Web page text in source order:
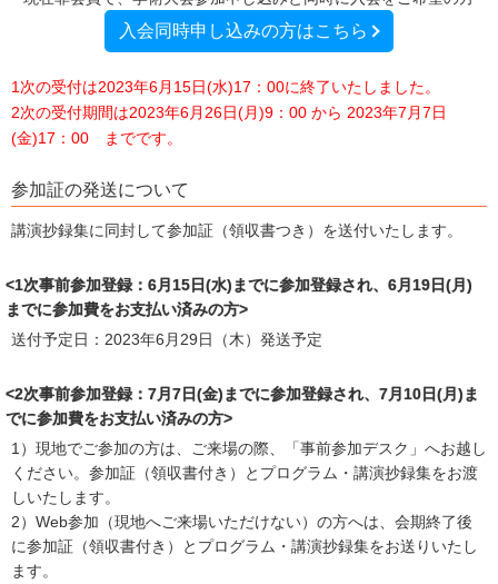
入会同時申し込みの方はこちら
1次の受付は2023年6月15日(水)17：00に終了いたしました。
2次の受付期間は2023年6月26日(月)9：00 から 2023年7月7日
(金)17：00 までです。
参加証の発送について
講演抄録集に同封して参加証（領収書つき）を送付いたします。
<1次事前参加登録：6月15日(水)までに参加登録され、6月19日(月)
までに参加費をお支払い済みの方>
送付予定日：2023年6月29日（木）発送予定
<2次事前参加登録：7月7日(金)までに参加登録され、7月10日(月)ま
でに参加費をお支払い済みの方>
1）現地でご参加の方は、ご来場の際、「事前参加デスク」へお越し
ください。参加証（領収書付き）とプログラム・講演抄録集をお渡
しいたします。
2）Web参加（現地へご来場いただけない）の方へは、会期終了後
に参加証（領収書付き）とプログラム・講演抄録集をお送りいたし
ます。